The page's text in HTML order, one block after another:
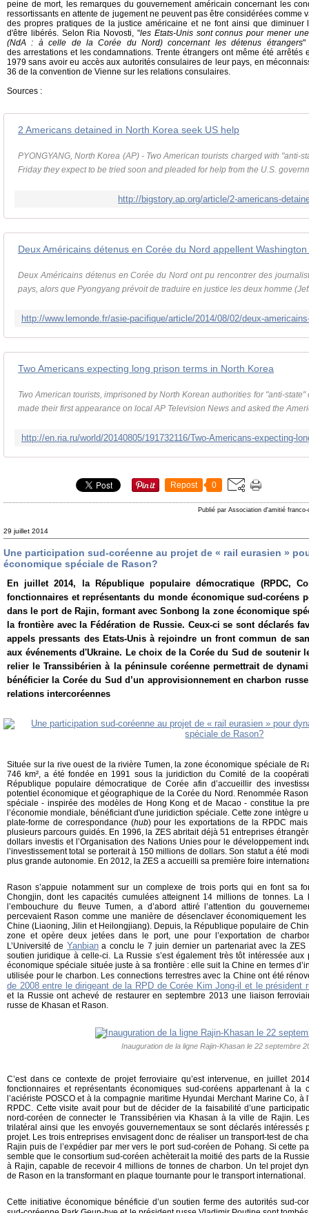
peine de mort, les remarques du gouvernement américain concernant les
ressortissants en attente de jugement ne peuvent pas être considérées comme
des propres pratiques de la justice américaine et ne font ainsi que diminuer
d'être libérés. Selon Ria Novosti, "les Etats-Unis sont connus pour mener
(NdA : à celle de la Corée du Nord) concernant les détenus étrangers"
des arrestations et les condamnations. Trente étrangers ont même été arrêtés
1979 sans avoir eu accès aux autorités consulaires de leur pays, en
36 de la convention de Vienne sur les relations consulaires.
Sources :
2 Americans detained in North Korea seek US help
PYONGYANG, North Korea (AP) - Two American tourists charged with "anti-
Friday they expect to be tried soon and pleaded for help from the U.S.
http://bigstory.ap.org/article/2-americans-
Deux Américains détenus en Corée du Nord appellent
Deux Américains détenus en Corée du Nord ont pu rencontrer des
pays, alors que Pyongyang prévoit de traduire en justice les deux homme
Two Americans expecting long prison terms in North Korea
Two American tourists, imprisoned by North Korean authorities for "anti-
made their first appearance on local AP Television News and asked the
Repost 0
Publié par Association d'amitié franco-
29 juillet 2014
Une participation sud-coréenne au projet de « rail eurasien »
économique spéciale de Rason?
En juillet 2014, la République populaire démocratique (RPDC,
fonctionnaires et représentants du monde économique sud-coréens
dans le port de Rajin, formant avec Sonbong la zone économique
la frontière avec la Fédération de Russie. Ceux-ci se sont déclarés
appels pressants des Etats-Unis à rejoindre un front commun de
aux événements d'Ukraine. Le choix de la Corée du Sud de soutenir
relier le Transsibérien à la péninsule coréenne permettrait de
bénéficier la Corée du Sud d’un approvisionnement en charbon
relations intercoréennes
Située sur la rive ouest de la rivière Tumen, la zone économique spéciale de
746 km², a été fondée en 1991 sous la juridiction du Comité de la
République populaire démocratique de Corée afin d’accueillir des
potentiel économique et géographique de la Corée du Nord. Renommée
spéciale - inspirée des modèles de Hong Kong et de Macao - constitue la
l’économie mondiale, bénéficiant d'une juridiction spéciale. Cette zone intègre
plate-forme de correspondance (hub) pour les exportations de la RPDC
plusieurs parcours guidés. En 1996, la ZES abritait déjà 51 entreprises
dollars investis et l’Organisation des Nations Unies pour le développement
l’investissement total se porterait à 150 millions de dollars. Son statut a été
plus grande autonomie. En 2012, la ZES a accueilli sa première foire
Rason s’appuie notamment sur un complexe de trois ports qui en font sa
Chongjin, dont les capacités cumulées atteignent 14 millions de tonnes.
l’embouchure du fleuve Tumen, a d’abord attiré l’attention du
percevaient Rason comme une manière de désenclaver économiquement
Chine (Liaoning, Jilin et Heilongjiang). Depuis, la République populaire de
zone et opère deux jetées dans le port, une pour l’exportation de
L’Université de Yanbiana conclu le 7 juin dernier un partenariat avec la ZES
soutien juridique à celle-ci. La Russie s’est également très tôt intéressée
économique spéciale située juste à sa frontière : elle suit la Chine en termes
utilisée pour le charbon. Les connections terrestres avec la Chine ont été
de 2008 entre le dirigeant de la RPD de Corée Kim Jong-il et le président
et la Russie ont achevé de restaurer en septembre 2013 une liaison
russe de Khasan et Rason.
Inauguration de la ligne Rajin-Khasan le 22 septembre
C’est dans ce contexte de projet ferroviaire qu’est intervenue, en juillet
fonctionnaires et représentants économiques sud-coréens appartenant à la
l’aciériste POSCO et à la compagnie maritime Hyundai Merchant Marine Co,
RPDC. Cette visite avait pour but de décider de la faisabilité d’une
nord-coréen de connecter le Transsibérien via Khasan à la ville de Rajin.
trilatéral ainsi que les envoyés gouvernementaux se sont déclarés intéressés
projet. Les trois entreprises envisagent donc de réaliser un transport-test de
Rajin puis de l’expédier par mer vers le port sud-coréen de Pohang. Si cette
semble que le consortium sud-coréen achèterait la moitié des parts de la
à Rajin, capable de recevoir 4 millions de tonnes de charbon. Un tel projet
de Rason en la transformant en plaque tournante pour le transport international.
Cette initiative économique bénéficie d’un soutien ferme des autorités sud-